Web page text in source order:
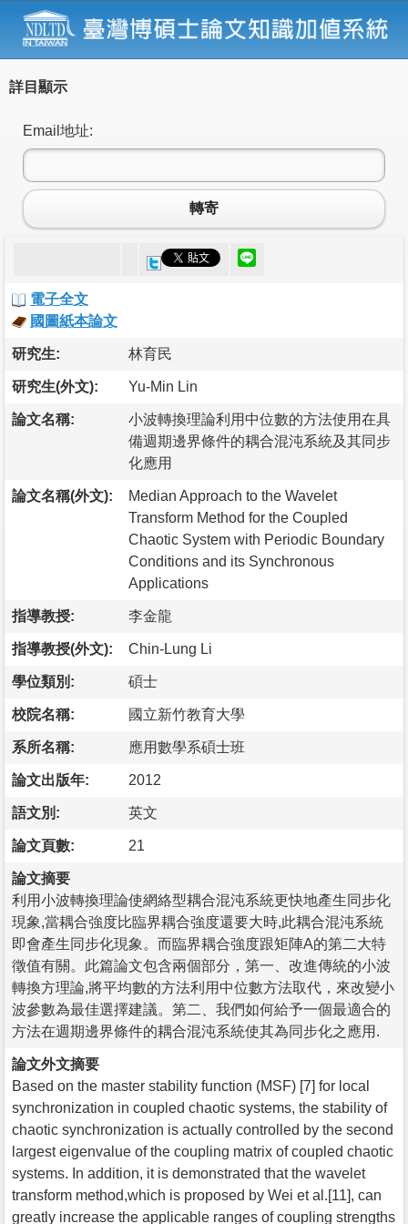
詳目顯示
Email地址:
轉寄
電子全文
國圖紙本論文
研究生: 林育民
研究生(外文): Yu-Min Lin
論文名稱:
小波轉換理論利用中位數的方法使用在具
備週期邊界條件的耦合混沌系統及其同步
化應用
論文名稱(外文):
Median Approach to the Wavelet
Transform Method for the Coupled
Chaotic System with Periodic Boundary
Conditions and its Synchronous
Applications
指導教授: 李金龍
指導教授(外文): Chin-Lung Li
學位類別: 碩士
校院名稱: 國立新竹教育大學
系所名稱: 應用數學系碩士班
論文出版年: 2012
語文別: 英文
論文頁數: 21
論文摘要
利用小波轉換理論使網絡型耦合混沌系統更快地產生同步化
現象,當耦合強度比臨界耦合強度還要大時,此耦合混沌系統
即會產生同步化現象。而臨界耦合強度跟矩陣A的第二大特
徵值有關。此篇論文包含兩個部分，第一、改進傳統的小波
轉換方理論,將平均數的方法利用中位數方法取代，來改變小
波參數為最佳選擇建議。第二、我們如何給予一個最適合的
方法在週期邊界條件的耦合混沌系統使其為同步化之應用.
論文外文摘要
Based on the master stability function (MSF) [7] for local
synchronization in coupled chaotic systems, the stability of
chaotic synchronization is actually controlled by the second
largest eigenvalue of the coupling matrix of coupled chaotic
systems. In addition, it is demonstrated that the wavelet
transform method,which is proposed by Wei et al.[11], can
greatly increase the applicable ranges of coupling strengths